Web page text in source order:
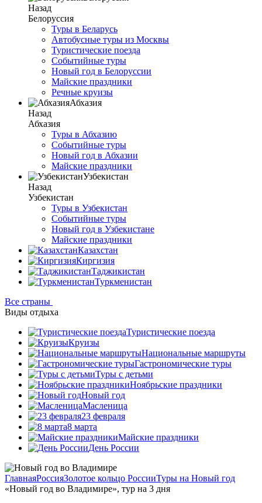
Назад
Белоруссия
Туры в Беларусь
Автобусные туры из Москвы
Туристические поезда
Событийные туры
Новый год в Белоруссии
Майские праздники
Речные круизы
Абхазия
Назад
Абхазия
Туры в Абхазию
Событийные туры
Новый год в Абхазии
Майские праздники
Узбекистан
Назад
Узбекистан
Туры в Узбекистан
Событийные туры
Новый год в Узбекистане
Майские праздники
Казахстан
Киргизия
Таджикистан
Туркменистан
Все страны
Виды отдыха
Туристические поезда
Круизы
Национальные маршруты
Гастрономические туры
Туры с детьми
Ноябрьские праздники
Новый год
Масленица
23 февраля
8 марта
Майские праздники
День России
ГлавнаяРоссияЗолотое кольцо РоссииТуры на Новый год
«Новый год во Владимире», тур на 3 дня